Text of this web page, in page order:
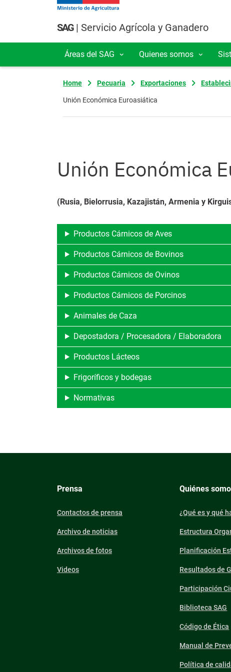
Pasar al contenido principal
SAG| Servicio Agrícola y Ganadero
Navegación principal
Áreas del SAG Quienes somos
Home Pecuaria Exportaciones
Unión Económica Euroasiática
Unión Económica
(Rusia, Bielorrusia, Kazajistán, Armenia y
Productos Cárnicos de Aves
Productos Cárnicos de Bovinos
Productos Cárnicos de Ovinos
Productos Cárnicos de Porcinos
Animales de Caza
Depostadora / Procesadora / Elaboradora
Productos Lácteos
Frigoríficos y bodegas
Normativas
Prensa
Contactos de prensa
Archivo de noticias
Archivos de fotos
Videos
Quiénes
¿Qué es y qué
Estructura
Planificación
Resultados de
Participación
Biblioteca SAG
Código de Ética
Manual de
Política de